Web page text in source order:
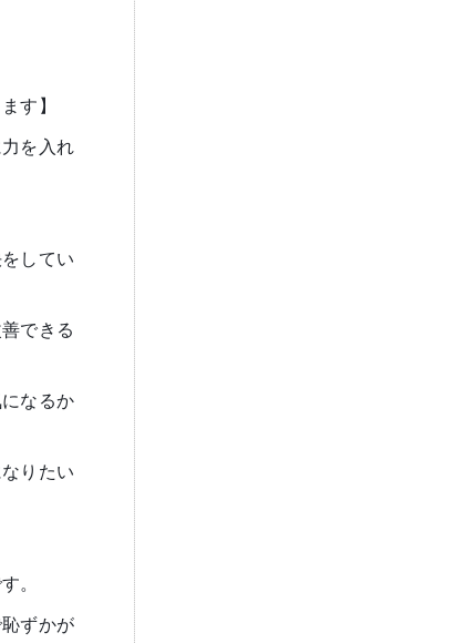
す】
を入れ
してい
できる
なるか
りたい
。
ずかが